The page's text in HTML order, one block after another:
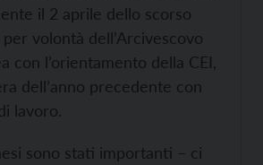
il 2 aprile dello scorso
volontà dell’Arcivescovo
con l’orientamento della CEI,
dell’anno precedente con
lavoro.
sono stati importanti – ci